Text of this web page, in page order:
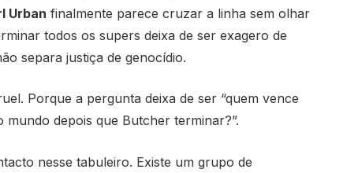
Urban finalmente parece cruzar a linha sem olhar
todos os supers deixa de ser exagero de
separa justiça de genocídio.
Porque a pergunta deixa de ser “quem vence
mundo depois que Butcher terminar?”.
nesse tabuleiro. Existe um grupo de